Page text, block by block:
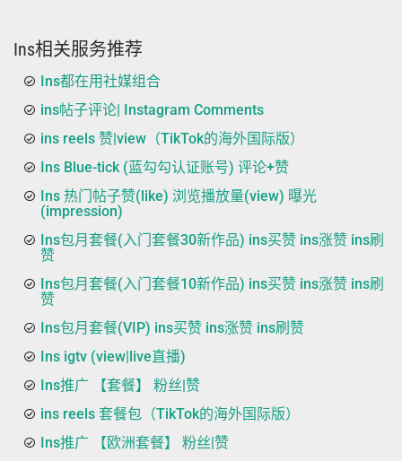
Ins相关服务推荐
Ins都在用社媒组合
ins帖子评论| Instagram Comments
ins reels 赞|view（TikTok的海外国际版）
Ins Blue-tick (蓝勾勾认证账号) 评论+赞
Ins 热门帖子赞(like) 浏览播放量(view) 曝光
(impression)
Ins包月套餐(入门套餐30新作品) ins买赞 ins涨赞 ins刷
赞
Ins包月套餐(入门套餐10新作品) ins买赞 ins涨赞 ins刷
赞
Ins包月套餐(VIP) ins买赞 ins涨赞 ins刷赞
Ins igtv (view|live直播)
Ins推广 【套餐】 粉丝|赞
ins reels 套餐包（TikTok的海外国际版）
Ins推广 【欧洲套餐】 粉丝|赞